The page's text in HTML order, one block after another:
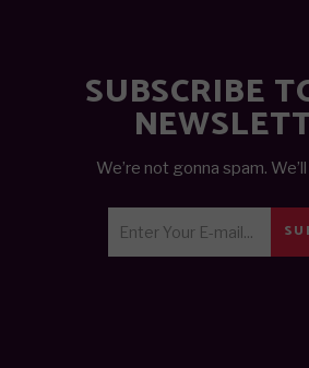
SUBSCRIBE
We’re not gonna spam.